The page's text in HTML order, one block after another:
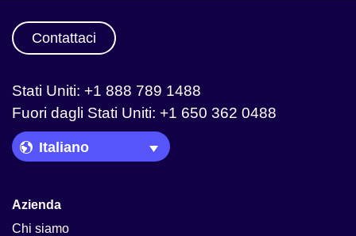
Contattaci
Stati Uniti: +1 888 789 1488
Fuori dagli Stati Uniti: +1 650 362 0488
Language Picker
Azienda
Chi siamo